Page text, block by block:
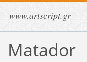
www.artscript.gr
Matador